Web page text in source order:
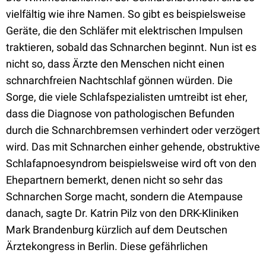
vielfältig wie ihre Namen. So gibt es beispielsweise
Geräte, die den Schläfer mit elektrischen Impulsen
traktieren, sobald das Schnarchen beginnt. Nun ist es
nicht so, dass Ärzte den Menschen nicht einen
schnarchfreien Nachtschlaf gönnen würden. Die
Sorge, die viele Schlafspezialisten umtreibt ist eher,
dass die Diagnose von pathologischen Befunden
durch die Schnarchbremsen verhindert oder verzögert
wird. Das mit Schnarchen einher gehende, obstruktive
Schlafapnoesyndrom beispielsweise wird oft von den
Ehepartnern bemerkt, denen nicht so sehr das
Schnarchen Sorge macht, sondern die Atempause
danach, sagte Dr. Katrin Pilz von den DRK-Kliniken
Mark Brandenburg kürzlich auf dem Deutschen
Ärztekongress in Berlin. Diese gefährlichen